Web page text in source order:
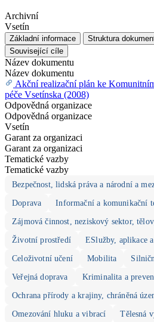
Archivní
Vsetín
Základní informace Struktura
Související cíle
Název dokumentu
Název dokumentu
Akční realizační plán ke
péče Vsetínska (2008)
Odpovědná organizace
Odpovědná organizace
Vsetín
Garant za organizaci
Garant za organizaci
Tematické vazby
Tematické vazby
Bezpečnost, lidská práva a národní a
Doprava Informační a komunikační
Zájmová činnost, neziskový sektor,
Životní prostředí ESlužby, aplikace
Celoživotní učení Mobilita
Veřejná doprava Kriminalita a
Ochrana přírody a krajiny, chráněná
Omezování hluku a vibrací Tělesná